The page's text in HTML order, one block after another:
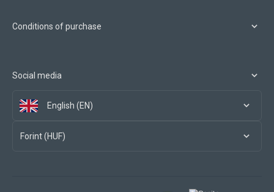
Conditions of purchase
Social media
English (EN)
Forint (HUF)